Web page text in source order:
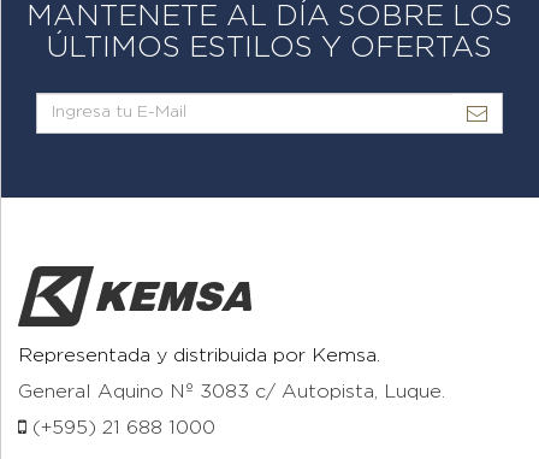
MANTENETE AL DÍA SOBRE LOS
ÚLTIMOS ESTILOS Y OFERTAS
Representada y distribuida por Kemsa.
General Aquino Nº 3083 c/ Autopista, Luque.
(+595) 21 688 1000